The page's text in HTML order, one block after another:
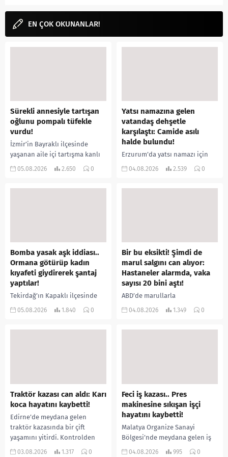
EN ÇOK OKUNANLAR!
Sürekli annesiyle tartışan
oğlunu pompalı tüfekle
vurdu!
İzmir’in Bayraklı ilçesinde
yaşanan aile içi tartışma kanlı
bitti. İddiaya göre, uzun süredir
05.08.2026 2.650 0
Yatsı namazına gelen
vatandaş dehşetle
karşılaştı: Camide asılı
halde bulundu!
Erzurum’da yatsı namazı için
camiye gelen bir vatandaş,
04.08.2026 2.539 0
Bomba yasak aşk iddiası..
Ormana götürüp kadın
kıyafeti giydirerek şantaj
yaptılar!
Tekirdağ’ın Kapaklı ilçesinde
bir kişiyi, arkadaşının eşiyle
05.08.2026 1.840 0
Bir bu eksikti! Şimdi de
marul salgını can alıyor:
Hastaneler alarmda, vaka
sayısı 20 bini aştı!
ABD’de marullarla
ilişkilendirilen siklospora
04.08.2026 1.349 0
Traktör kazası can aldı: Karı
koca hayatını kaybetti!
Edirne’de meydana gelen
traktör kazasında bir çift
yaşamını yitirdi. Kontrolden
çıkarak devrilen traktörün
03.08.2026 1.317 0
Feci iş kazası.. Pres
makinesine sıkışan işçi
hayatını kaybetti!
Malatya Organize Sanayi
Bölgesi’nde meydana gelen iş
kazasında, pres makinesine
04.08.2026 995 0